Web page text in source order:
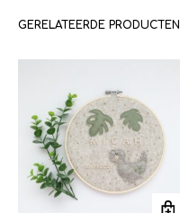
GERELATEERDE PRODUCTEN